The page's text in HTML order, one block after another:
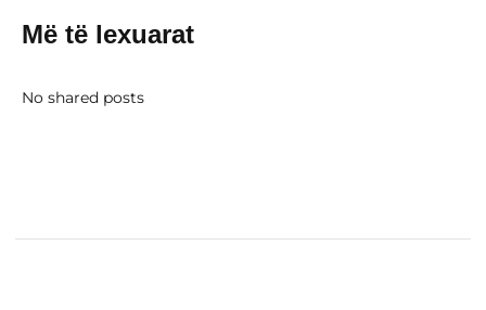
Më të lexuarat
No shared posts